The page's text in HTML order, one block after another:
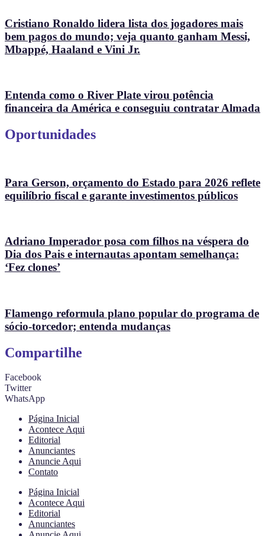
Cristiano Ronaldo lidera lista dos jogadores mais
bem pagos do mundo; veja quanto ganham Messi,
Mbappé, Haaland e Vini Jr.
Entenda como o River Plate virou potência
financeira da América e conseguiu contratar Almada
Oportunidades
Para Gerson, orçamento do Estado para 2026 reflete
equilíbrio fiscal e garante investimentos públicos
Adriano Imperador posa com filhos na véspera do
Dia dos Pais e internautas apontam semelhança:
‘Fez clones’
Flamengo reformula plano popular do programa de
sócio-torcedor; entenda mudanças
Compartilhe
Facebook
Twitter
WhatsApp
Página Inicial
Acontece Aqui
Editorial
Anunciantes
Anuncie Aqui
Contato
Página Inicial
Acontece Aqui
Editorial
Anunciantes